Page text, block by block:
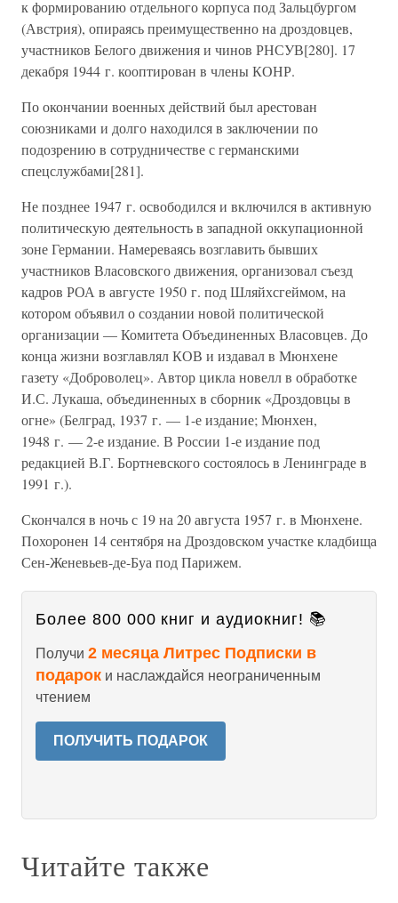
к формированию отдельного корпуса под Зальцбургом
(Австрия), опираясь преимущественно на дроздовцев,
участников Белого движения и чинов РНСУВ[280]. 17
декабря 1944 г. кооптирован в члены КОНР.
По окончании военных действий был арестован
союзниками и долго находился в заключении по
подозрению в сотрудничестве с германскими
спецслужбами[281].
Не позднее 1947 г. освободился и включился в активную
политическую деятельность в западной оккупационной
зоне Германии. Намереваясь возглавить бывших
участников Власовского движения, организовал съезд
кадров РОА в августе 1950 г. под Шляйхсгеймом, на
котором объявил о создании новой политической
организации — Комитета Объединенных Власовцев. До
конца жизни возглавлял КОВ и издавал в Мюнхене
газету «Доброволец». Автор цикла новелл в обработке
И.С. Лукаша, объединенных в сборник «Дроздовцы в
огне» (Белград, 1937 г. — 1-е издание; Мюнхен,
1948 г. — 2-е издание. В России 1-е издание под
редакцией В.Г. Бортневского состоялось в Ленинграде в
1991 г.).
Скончался в ночь с 19 на 20 августа 1957 г. в Мюнхене.
Похоронен 14 сентября на Дроздовском участке кладбища
Сен-Женевьев-де-Буа под Парижем.
Более 800 000 книг и аудиокниг! 📚
Получи 2 месяца Литрес Подписки в
подарок и наслаждайся неограниченным
чтением
ПОЛУЧИТЬ ПОДАРОК
Читайте также